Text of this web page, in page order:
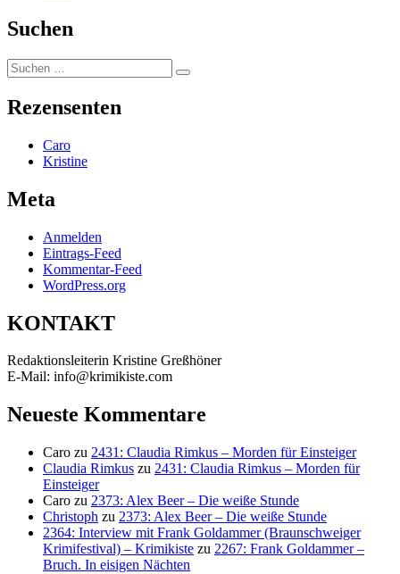
Suchen
Suchen
nach:
Suchen
Rezensenten
Caro
Kristine
Meta
Anmelden
Eintrags-Feed
Kommentar-Feed
WordPress.org
KONTAKT
Redaktionsleiterin Kristine Greßhöner
E-Mail: info@krimikiste.com
Neueste Kommentare
Caro zu 2431: Claudia Rimkus – Morden für Einsteiger
Claudia Rimkus zu 2431: Claudia Rimkus – Morden für
Einsteiger
Caro zu 2373: Alex Beer – Die weiße Stunde
Christoph zu 2373: Alex Beer – Die weiße Stunde
2364: Interview mit Frank Goldammer (Braunschweiger
Krimifestival) – Krimikiste zu 2267: Frank Goldammer –
Bruch. In eisigen Nächten